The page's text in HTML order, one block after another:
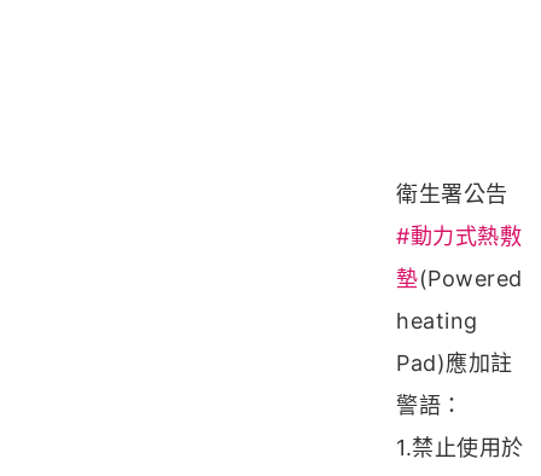
衛生署公告
#動力式熱敷
墊(Powered
heating
Pad)應加註
警語：
1.禁止使用於